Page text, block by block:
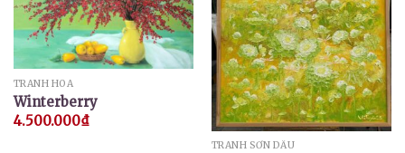
TRANH HOA
Winterberry
4.500.000₫
TRANH SƠN DẦU